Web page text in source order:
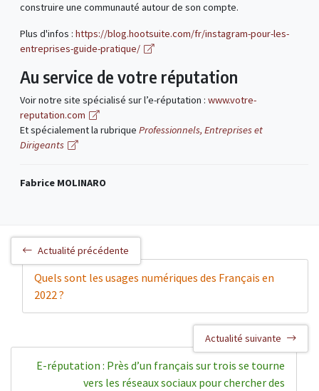
construire une communauté autour de son compte.
Plus d'infos : https://blog.hootsuite.com/fr/instagram-pour-les-
entreprises-guide-pratique/
Au service de votre réputation
Voir notre site spécialisé sur l’e-réputation : www.votre-
reputation.com
Et spécialement la rubrique Professionnels, Entreprises et
Dirigeants
Fabrice MOLINARO
Actualité précédente
Quels sont les usages numériques des Français en
2022 ?
Actualité suivante
E-réputation : Près d’un français sur trois se tourne
vers les réseaux sociaux pour chercher des